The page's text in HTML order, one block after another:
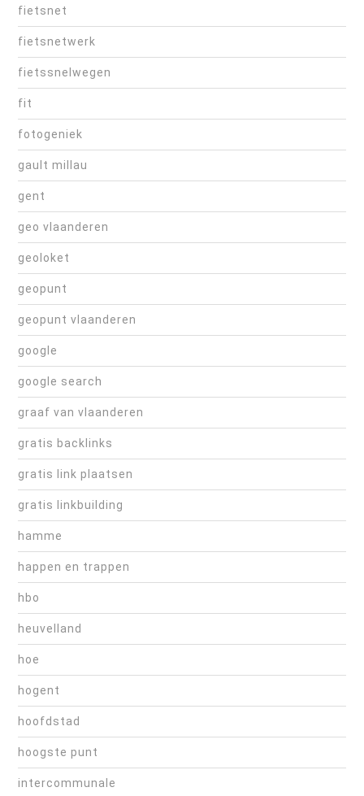
fietsnet
fietsnetwerk
fietssnelwegen
fit
fotogeniek
gault millau
gent
geo vlaanderen
geoloket
geopunt
geopunt vlaanderen
google
google search
graaf van vlaanderen
gratis backlinks
gratis link plaatsen
gratis linkbuilding
hamme
happen en trappen
hbo
heuvelland
hoe
hogent
hoofdstad
hoogste punt
intercommunale